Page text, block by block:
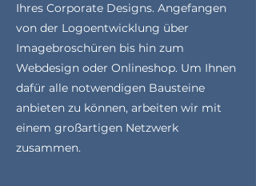
Ihres Corporate Designs. Angefangen
von der Logoentwicklung über
Imagebroschüren bis hin zum
Webdesign oder Onlineshop. Um Ihnen
dafür alle notwendigen Bausteine
anbieten zu können, arbeiten wir mit
einem großartigen Netzwerk
zusammen.